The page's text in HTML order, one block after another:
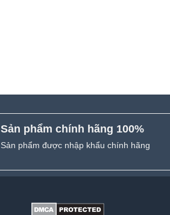
Sản phẩm chính hãng 100%
Sản phẩm được nhập khẩu chính hãng